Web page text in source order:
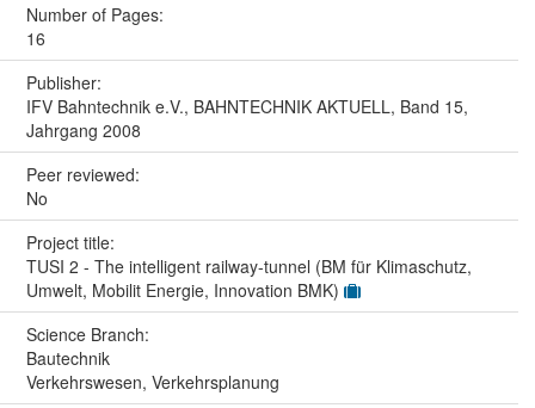
Number of Pages:
16
Publisher:
IFV Bahntechnik e.V., BAHNTECHNIK AKTUELL, Band 15,
Jahrgang 2008
Peer reviewed:
No
Project title:
TUSI 2 - The intelligent railway-tunnel (BM für Klimaschutz,
Umwelt, Mobilit Energie, Innovation BMK)
Science Branch:
Bautechnik
Verkehrswesen, Verkehrsplanung